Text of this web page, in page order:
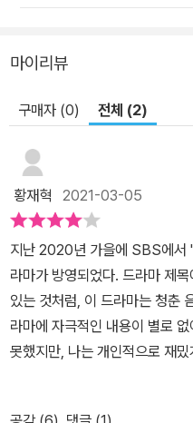
지 않는 사람들은 안 돼!’가 되
점 더 고조되었습니다 -<에스
리는 과도한 책임성에서 벗어
태는 새로운 삶을 위한 가능성
마이리뷰
구매자 (0) 전체 (2)
황재혁 2021-03-05
지난 2020년 가을에 SBS에서
라마가 방영되었다. 드라마 제
있는 것처럼, 이 드라마는 청춘 음악가들이 주인공으로 등장한다. 드
라마에 자극적인 내용이 별로
못했지만, 나는 개인적으로 재
우연찮게 철학자 고쿠분 고이